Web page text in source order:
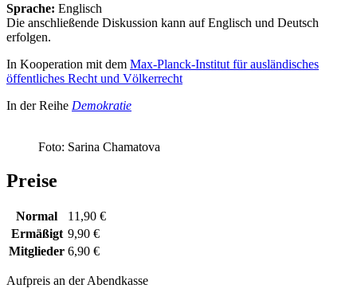
Sprache: Englisch
Die anschließende Diskussion kann auf Englisch und Deutsch
erfolgen.
In Kooperation mit dem Max-Planck-Institut für ausländisches
öffentliches Recht und Völkerrecht
In der Reihe Demokratie
Foto: Sarina Chamatova
Preise
Normal
11,90 €
Ermäßigt 9,90 €
Mitglieder 6,90 €
Aufpreis an der Abendkasse